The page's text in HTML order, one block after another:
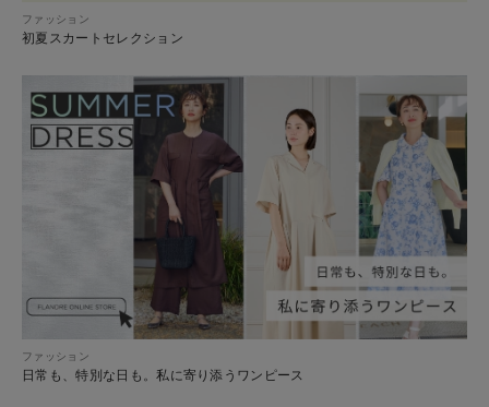
ファッション
初夏スカートセレクション
ファッション
日常も、特別な日も。私に寄り添うワンピース